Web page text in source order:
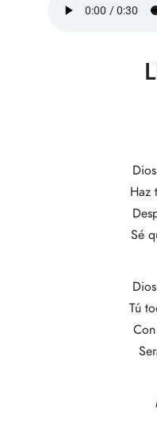
Haz
Sé
Tú